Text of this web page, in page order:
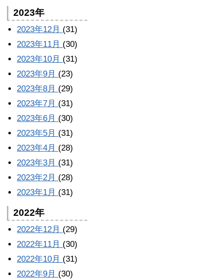
2023年
2023年12月 (31)
2023年11月 (30)
2023年10月 (31)
2023年9月 (23)
2023年8月 (29)
2023年7月 (31)
2023年6月 (30)
2023年5月 (31)
2023年4月 (28)
2023年3月 (31)
2023年2月 (28)
2023年1月 (31)
2022年
2022年12月 (29)
2022年11月 (30)
2022年10月 (31)
2022年9月 (30)